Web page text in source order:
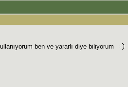
ben ve yararlı diye biliyorum